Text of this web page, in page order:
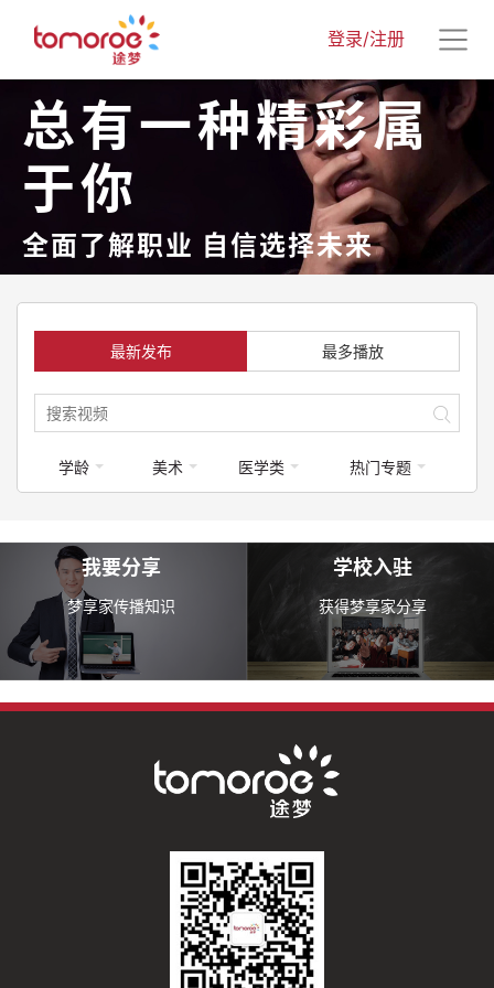
登录/注册
总有一种精彩属
于你
全面了解职业 自信选择未来
最新发布 最多播放
学龄 美术 医学类 热门专题
我要分享
梦享家传播知识
学校入驻
获得梦享家分享